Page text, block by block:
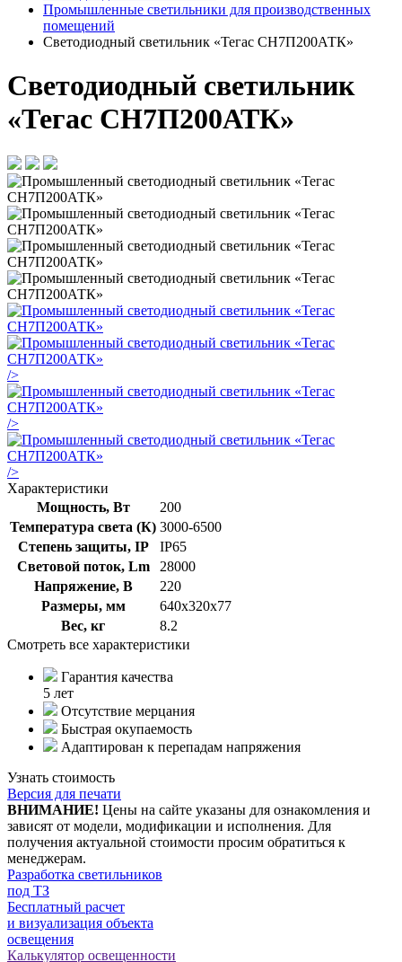
Промышленные светильники для производственных
помещений
Светодиодный светильник «Тегас СН7П200АТК»
Светодиодный светильник
«Тегас СН7П200АТК»
/>
/>
/>
Характеристики
Мощность, Вт
200
Температура света (К) 3000-6500
Степень защиты, IP
IP65
Световой поток, Lm
28000
Напряжение, В
220
Размеры, мм
640х320х77
Вес, кг
8.2
Смотреть все характеристики
Гарантия качества
5 лет
Отсутствие мерцания
Быстрая окупаемость
Адаптирован к перепадам напряжения
Узнать стоимость
Версия для печати
ВНИМАНИЕ! Цены на сайте указаны для ознакомления и
зависят от модели, модификации и исполнения. Для
получения актуальной стоимости просим обратиться к
менеджерам.
Разработка светильников
под ТЗ
Бесплатный расчет
и визуализация объекта
освещения
Калькулятор освещенности